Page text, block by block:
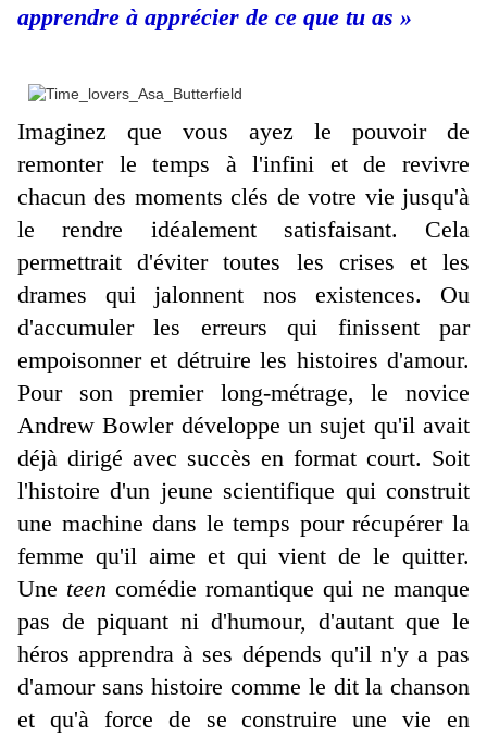
apprendre à apprécier de ce que tu as »
Imaginez que vous ayez le pouvoir de
remonter le temps à l'infini et de revivre
chacun des moments clés de votre vie jusqu'à
le rendre idéalement satisfaisant. Cela
permettrait d'éviter toutes les crises et les
drames qui jalonnent nos existences. Ou
d'accumuler les erreurs qui finissent par
empoisonner et détruire les histoires d'amour.
Pour son premier long-métrage, le novice
Andrew Bowler développe un sujet qu'il avait
déjà dirigé avec succès en format court. Soit
l'histoire d'un jeune scientifique qui construit
une machine dans le temps pour récupérer la
femme qu'il aime et qui vient de le quitter.
Une teen comédie romantique qui ne manque
pas de piquant ni d'humour, d'autant que le
héros apprendra à ses dépends qu'il n'y a pas
d'amour sans histoire comme le dit la chanson
et qu'à force de se construire une vie en